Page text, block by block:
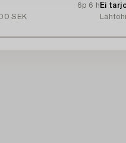
6p 6 h
SEK
Ei